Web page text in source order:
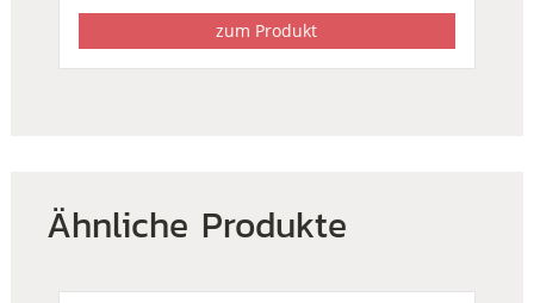
zum Produkt
Ähnliche Produkte